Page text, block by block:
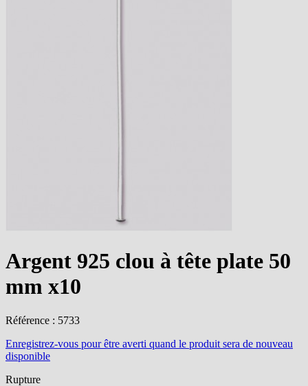
Argent 925 clou à tête plate 50
mm x10
Référence : 5733
Enregistrez-vous pour être averti quand le produit sera de nouveau
disponible
Rupture